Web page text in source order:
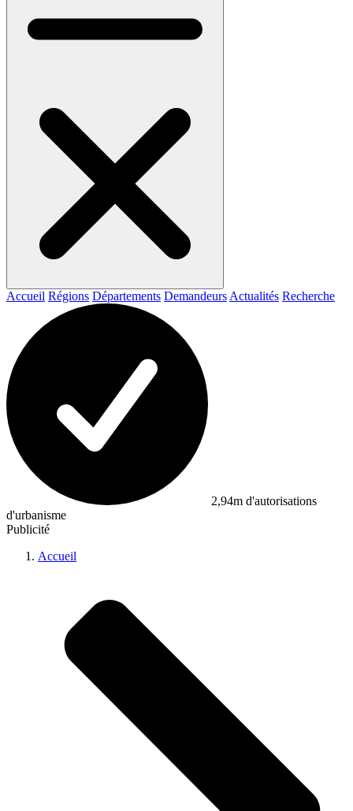
Accueil Régions Départements Demandeurs Actualités Recherche
2,94m d'autorisations
d'urbanisme
Publicité
Accueil